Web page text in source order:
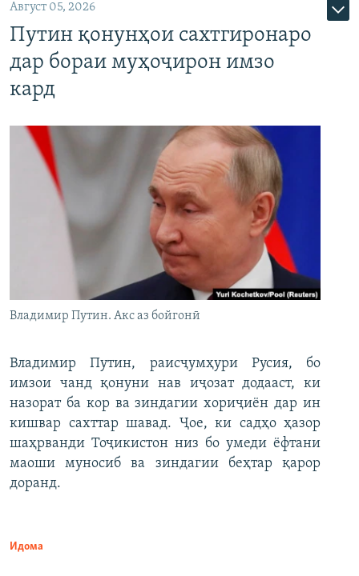
Август 05, 2026
Путин қонунҳои сахтгиронаро
дар бораи муҳоҷирон имзо
кард
Владимир Путин. Акс аз бойгонӣ
Владимир Путин, раисҷумҳури Русия, бо
имзои чанд қонуни нав иҷозат додааст, ки
назорат ба кор ва зиндагии хориҷиён дар ин
кишвар сахттар шавад. Ҷое, ки садҳо ҳазор
шаҳрванди Тоҷикистон низ бо умеди ёфтани
маоши муносиб ва зиндагии беҳтар қарор
доранд.
Идома